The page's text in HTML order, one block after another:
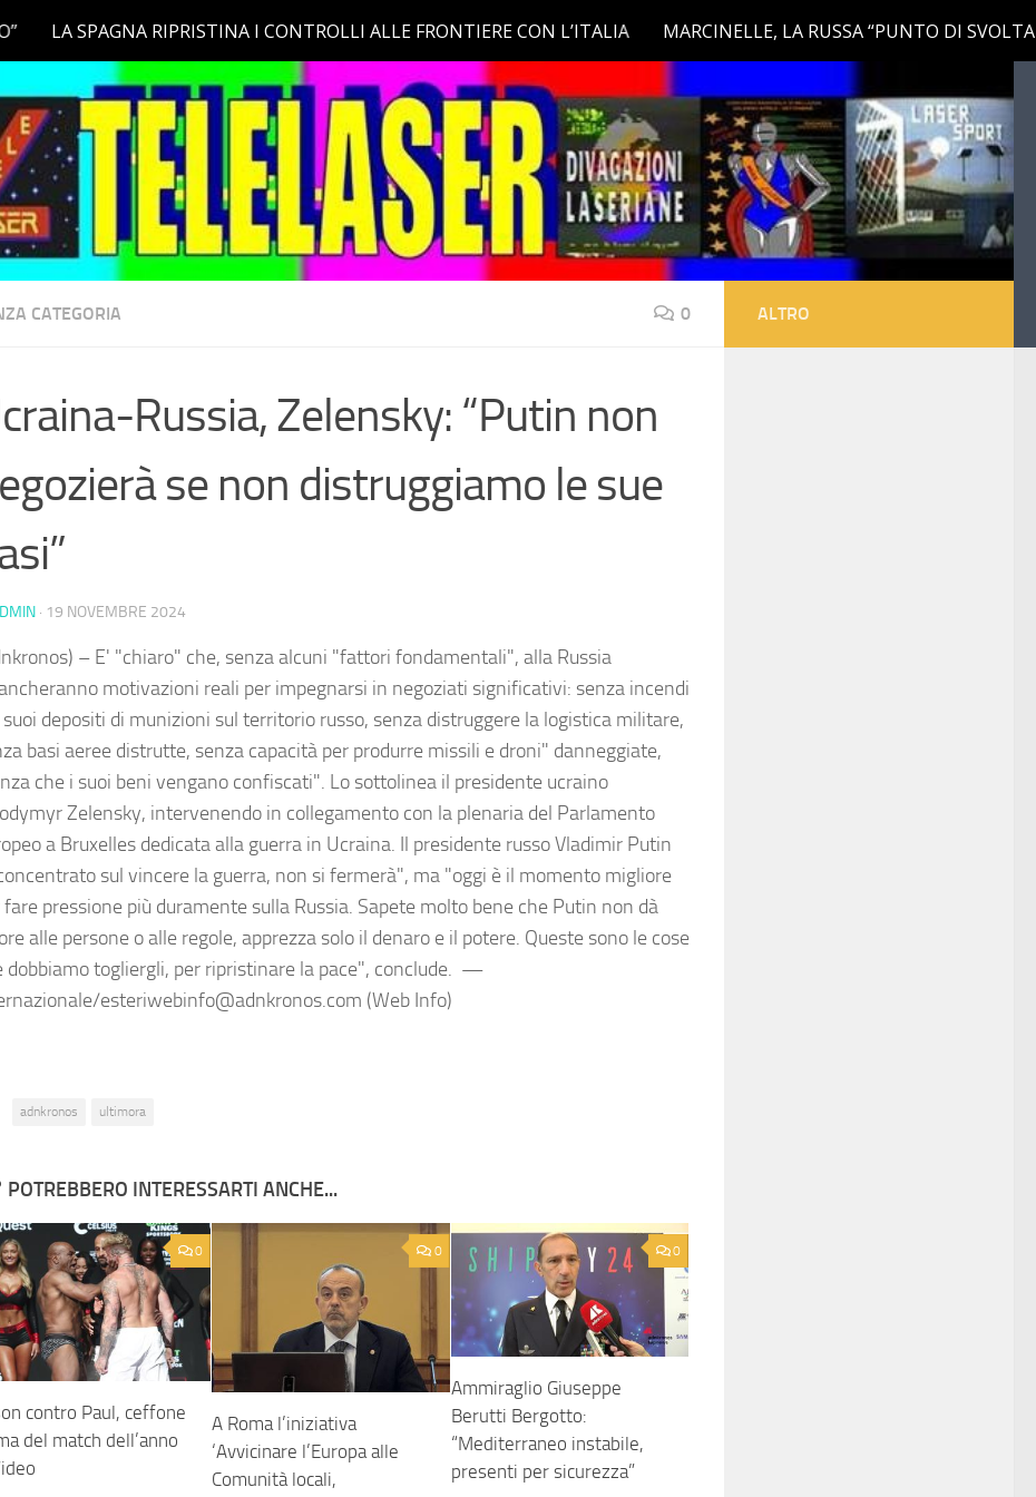
CATEGORIA 0
Russia, Zelensky: “Putin non
se non distruggiamo le sue
· 19 NOVEMBRE 2024
– E' "chiaro" che, senza alcuni "fattori fondamentali", alla Russia
motivazioni reali per impegnarsi in negoziati significativi: senza incendi
depositi di munizioni sul territorio russo, senza distruggere la logistica militare,
basi aeree distrutte, senza capacità per produrre missili e droni" danneggiate,
che i suoi beni vengano confiscati". Lo sottolinea il presidente ucraino
Zelensky, intervenendo in collegamento con la plenaria del Parlamento
a Bruxelles dedicata alla guerra in Ucraina. Il presidente russo Vladimir Putin
sul vincere la guerra, non si fermerà", ma "oggi è il momento migliore
fare pressione più duramente sulla Russia. Sapete molto bene che Putin non dà
alle persone o alle regole, apprezza solo il denaro e il potere. Queste sono le cose
dobbiamo togliergli, per ripristinare la pace", conclude. —
esteriwebinfo@adnkronos.com (Web Info)
adnkronos ultimora
POTREBBERO INTERESSARTI ANCHE...
0
contro Paul, ceffone
del match dell’anno
0
A Roma l’iniziativa
‘Avvicinare l’Europa alle
Comunità locali,
0
Ammiraglio Giuseppe
Berutti Bergotto:
“Mediterraneo instabile,
presenti per sicurezza”
ALTRO